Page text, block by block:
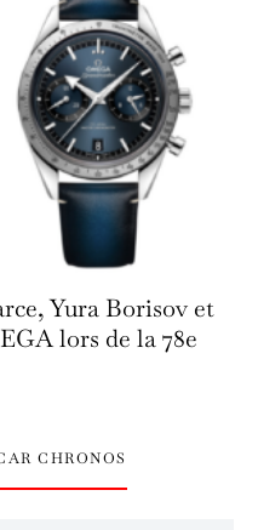
Yura Borisov et
lors de la 78e
CHRONOS